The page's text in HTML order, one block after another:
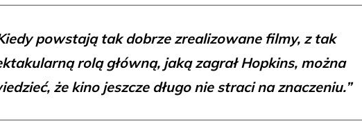
powstają tak dobrze zrealizowane filmy, z tak
rolą główną, jaką zagrał Hopkins, można
że kino jeszcze długo nie straci na znaczeniu.”